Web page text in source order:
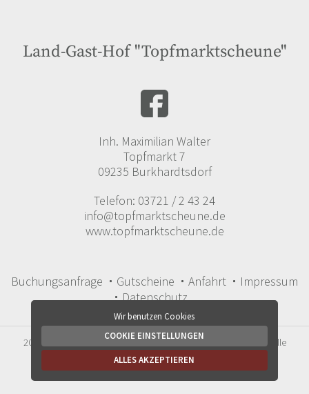
Land-Gast-Hof "Topfmarktscheune"
Inh. Maximilian Walter
Topfmarkt 7
09235 Burkhardtsdorf
Telefon: 03721 / 2 43 24
info@topfmarktscheune.de
www.topfmarktscheune.de
Buchungsanfrage Gutscheine Anfahrt
Impressum
Datenschutz
2026 © Landgasthof Topfmarktscheune i.V. Maximilian Walter — Alle
Rechte vorbehalten!
Wir benutzen Cookies
COOKIE EINSTELLUNGEN
ALLES AKZEPTIEREN